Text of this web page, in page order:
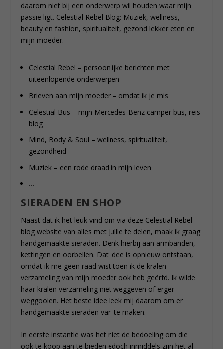
daarom niet bij een onderwerp wil houden waar mijn
passie ligt. Celestial Rebel Blog: Muziek, wellness,
beauty en fashion, spiritualiteit, gezond lekker eten en
mijn moeder.
Celestial Rebel – persoonlijke berichten met
uiteenlopende onderwerpen
Brieven aan mijn moeder – omdat ik je mis
Celestial Bus – mijn Mercedes-Benz camper bus, reis
blog
Mind, Body & Soul – wellness, spiritualiteit,
gezondheid
Muziek – een rode draad in mijn leven
…
SIERADEN EN SHOP
Naast dat ik het leuk vind om via deze Celestial Rebel
blog website van alles met jullie te delen, maak ik graag
handgemaakte sieraden. Denk hierbij aan armbanden,
kettingen en oorbellen. Dat idee is opnieuw ontstaan,
omdat ik me geen raad wist toen ik de kralen
verzameling van mijn moeder ook heb geërfd. Ik wilde
haar kralen verzameling niet weggeven of erger
weggooien. Het beste idee leek mij daarom om er
handgemaakte sieraden van te maken.
In eerste instantie was het niet de bedoeling om die
ook te koop aan te bieden edoch inmiddels zijn het al